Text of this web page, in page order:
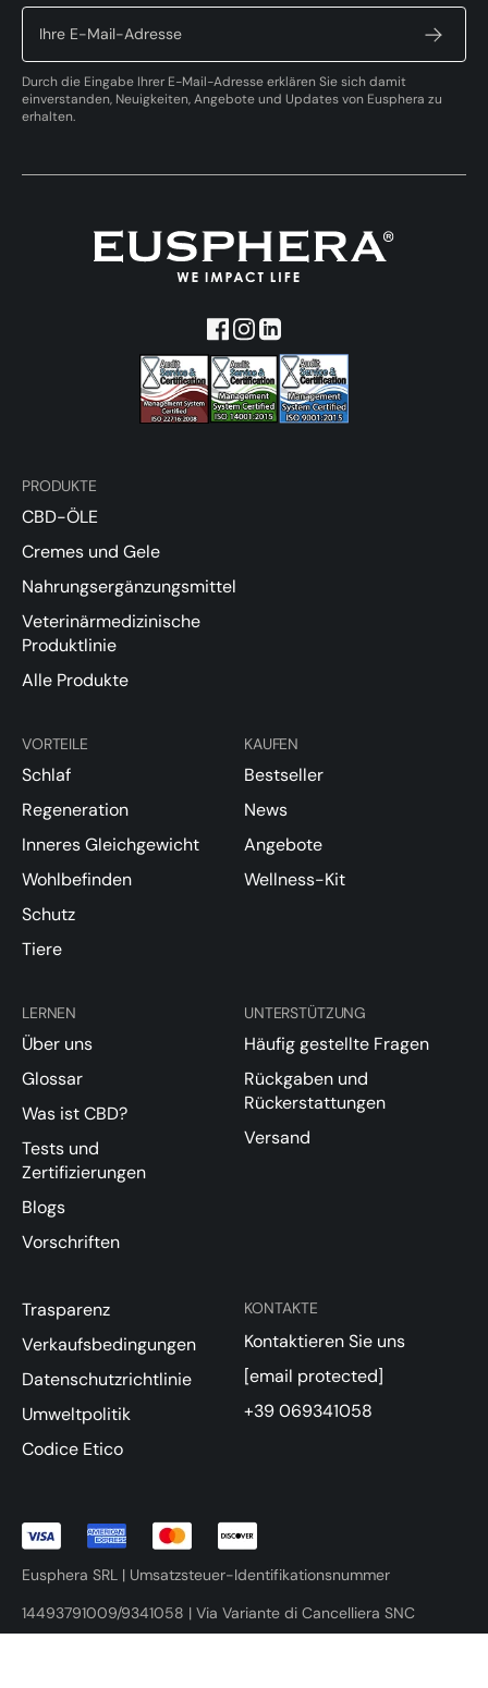
Durch die Eingabe Ihrer E-Mail-Adresse erklären Sie sich damit
einverstanden, Neuigkeiten, Angebote und Updates von Eusphera zu
erhalten.
PRODUKTE
CBD-ÖLE
Cremes und Gele
Nahrungsergänzungsmittel
Veterinärmedizinische
Produktlinie
Alle Produkte
VORTEILE
Schlaf
Regeneration
Inneres Gleichgewicht
Wohlbefinden
Schutz
Tiere
KAUFEN
Bestseller
News
Angebote
Wellness-Kit
LERNEN
Über uns
Glossar
Was ist CBD?
Tests und
Zertifizierungen
Blogs
Vorschriften
KONTAKTE
Kontaktieren Sie uns
[email protected]
+39 069341058
UNTERSTÜTZUNG
Häufig gestellte Fragen
Rückgaben und
Rückerstattungen
Versand
Trasparenz
Verkaufsbedingungen
Datenschutzrichtlinie
Umweltpolitik
Codice Etico
Eusphera SRL | Umsatzsteuer-Identifikationsnummer
14493791009/9341058 | Via Variante di Cancelliera SNC